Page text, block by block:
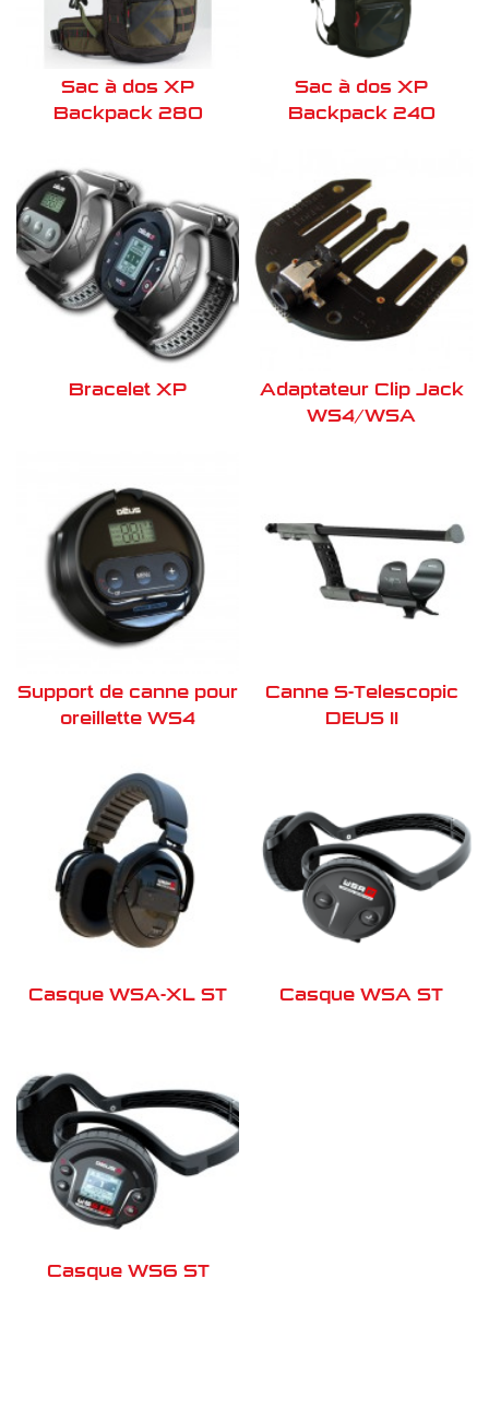
Sac à dos XP
Backpack 280
Sac à dos XP
Backpack 240
Bracelet XP
Adaptateur Clip Jack
WS4/WSA
Support de canne pour
oreillette WS4
Canne S-Telescopic
DEUS II
Casque WSA-XL ST Casque WSA ST
Casque WS6 ST